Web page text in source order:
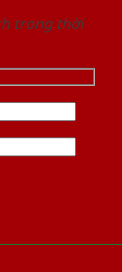
trong thời